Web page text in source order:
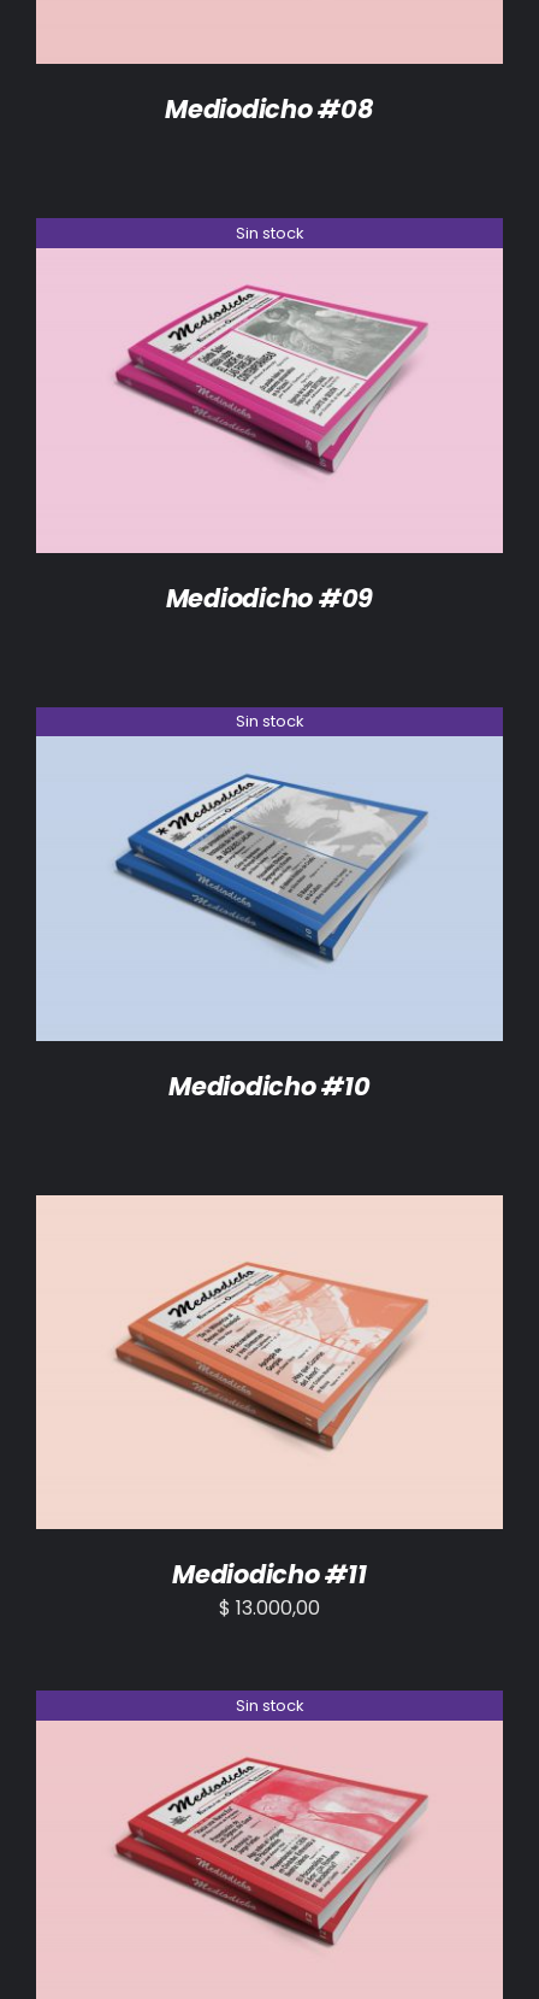
Mediodicho #08
Sin stock
DETALLES
Mediodicho #09
Sin stock
DETALLES
Mediodicho #10
AÑADIR AL CARRITO / DETALLES
Mediodicho #11
$ 13.000,00
Sin stock
DETALLES